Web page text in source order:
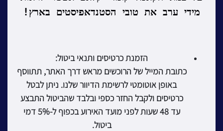
מידי ערב את טובי הסטנדאפיסטים בארץ!
הזמנת כרטיסים ותנאי ביטול:
כתובת המייל של הרוכשים מראש דרך האתר, תתווסף
באופן אוטומטי לרשימת הדיוור שלנו. ניתן לבטל
כרטיסים ולקבל החזר כספי ובלבד שהביטול התבצע
עד 48 שעות לפני מועד האירוע בכפוף ל-5% דמי
ביטול.